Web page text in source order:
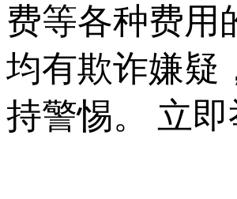
费等各种费用
均有欺诈嫌疑
持警惕。 立